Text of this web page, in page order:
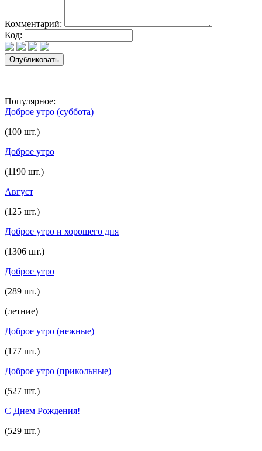
Комментарий:
Код:
Популярное:
Доброе утро (суббота)
(100 шт.)
Доброе утро
(1190 шт.)
Август
(125 шт.)
Доброе утро и хорошего дня
(1306 шт.)
Доброе утро
(289 шт.)
(летние)
Доброе утро (нежные)
(177 шт.)
Доброе утро (прикольные)
(527 шт.)
С Днем Рождения!
(529 шт.)